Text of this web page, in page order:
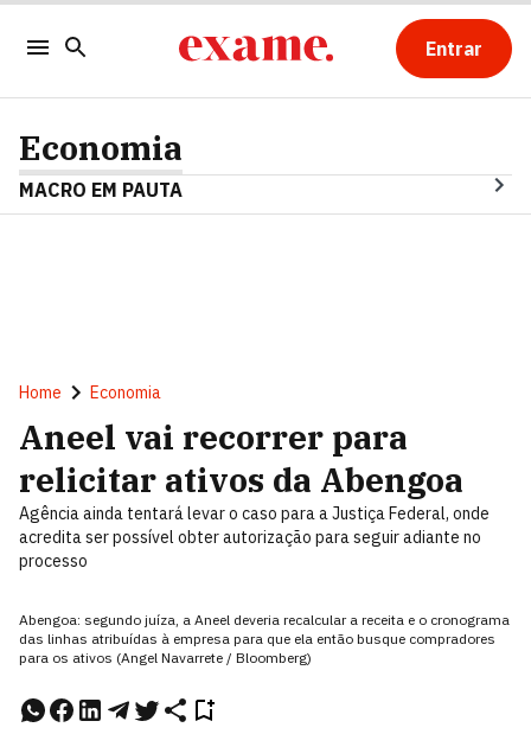
Entrar
Economia
MACRO EM PAUTA
Home Economia
Aneel vai recorrer para
relicitar ativos da Abengoa
Agência ainda tentará levar o caso para a Justiça Federal, onde
acredita ser possível obter autorização para seguir adiante no
processo
Abengoa: segundo juíza, a Aneel deveria recalcular a receita e o cronograma
das linhas atribuídas à empresa para que ela então busque compradores
para os ativos (Angel Navarrete / Bloomberg)